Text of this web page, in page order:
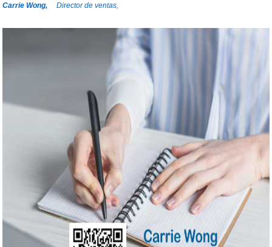
Carrie Wong,Director de ventas,